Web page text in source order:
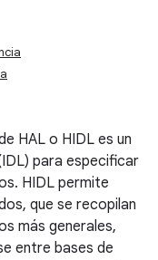
HAL o HIDL es un
para especificar
HIDL permite
que se recopilan
más generales,
entre bases de